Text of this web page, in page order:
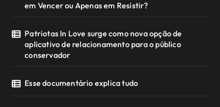
em Vencer ou Apenas em Resistir?
Patriotas In Love surge como nova opção de
aplicativo de relacionamento para o público
conservador
Esse documentário explica tudo